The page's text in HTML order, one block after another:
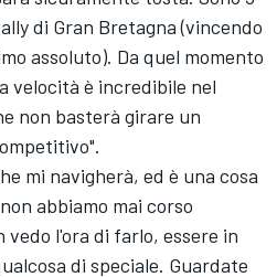
di Gran Bretagna (vincendo
assoluto). Da quel momento
velocità è incredibile nel
non basterà girare un
mi navigherà, ed è una cosa
abbiamo mai corso
vedo l'ora di farlo, essere in
di speciale. Guardate